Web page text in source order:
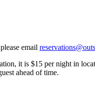
email
it is $15 per night in
ahead of time.